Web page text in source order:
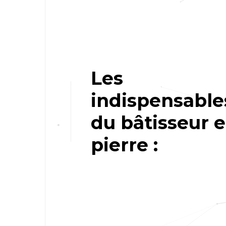
Les
du bâtisseur
pierre :